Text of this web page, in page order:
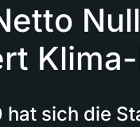
sich die